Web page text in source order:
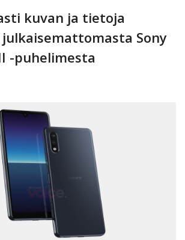
kuvan ja tietoja
Sony
-puhelimesta